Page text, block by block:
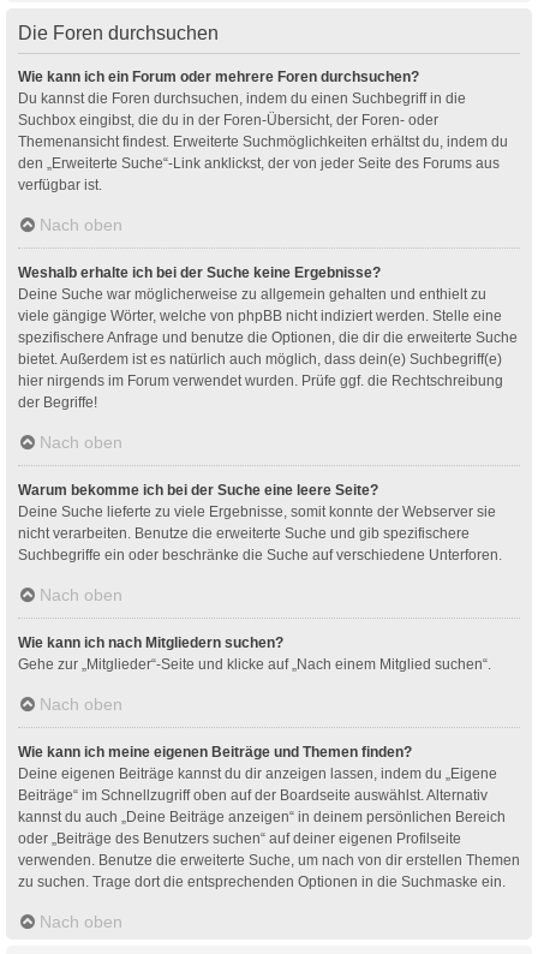
Die Foren durchsuchen
Wie kann ich ein Forum oder mehrere Foren durchsuchen?
Du kannst die Foren durchsuchen, indem du einen Suchbegriff in die
Suchbox eingibst, die du in der Foren-Übersicht, der Foren- oder
Themenansicht findest. Erweiterte Suchmöglichkeiten erhältst du, indem du
den „Erweiterte Suche“-Link anklickst, der von jeder Seite des Forums aus
verfügbar ist.
Nach oben
Weshalb erhalte ich bei der Suche keine Ergebnisse?
Deine Suche war möglicherweise zu allgemein gehalten und enthielt zu
viele gängige Wörter, welche von phpBB nicht indiziert werden. Stelle eine
spezifischere Anfrage und benutze die Optionen, die dir die erweiterte Suche
bietet. Außerdem ist es natürlich auch möglich, dass dein(e) Suchbegriff(e)
hier nirgends im Forum verwendet wurden. Prüfe ggf. die Rechtschreibung
der Begriffe!
Nach oben
Warum bekomme ich bei der Suche eine leere Seite?
Deine Suche lieferte zu viele Ergebnisse, somit konnte der Webserver sie
nicht verarbeiten. Benutze die erweiterte Suche und gib spezifischere
Suchbegriffe ein oder beschränke die Suche auf verschiedene Unterforen.
Nach oben
Wie kann ich nach Mitgliedern suchen?
Gehe zur „Mitglieder“-Seite und klicke auf „Nach einem Mitglied suchen“.
Nach oben
Wie kann ich meine eigenen Beiträge und Themen finden?
Deine eigenen Beiträge kannst du dir anzeigen lassen, indem du „Eigene
Beiträge“ im Schnellzugriff oben auf der Boardseite auswählst. Alternativ
kannst du auch „Deine Beiträge anzeigen“ in deinem persönlichen Bereich
oder „Beiträge des Benutzers suchen“ auf deiner eigenen Profilseite
verwenden. Benutze die erweiterte Suche, um nach von dir erstellen Themen
zu suchen. Trage dort die entsprechenden Optionen in die Suchmaske ein.
Nach oben